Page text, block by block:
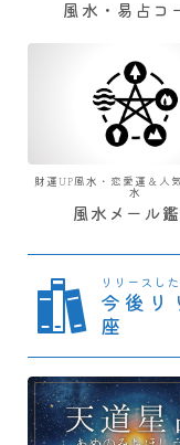
風水・易占コ
財運UP風水・恋愛運＆人
水
風水メール
リリースし
今後リ
座